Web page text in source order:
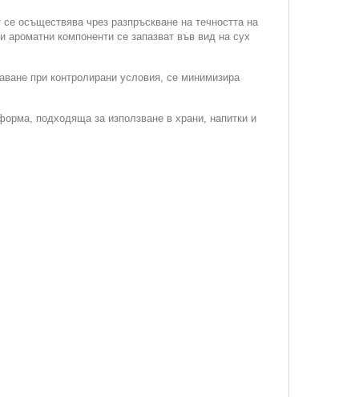
осъществява чрез разпръскване на течността на
ароматни компоненти се запазват във вид на сух
при контролирани условия, се минимизира
подходяща за използване в храни, напитки и